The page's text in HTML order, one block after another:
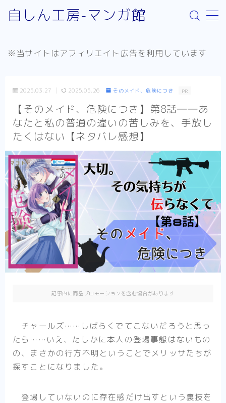
自しん工房-マンガ館
取り扱いジャンルについて
お問い合わせ
リンク：外部サイト
お知らせ
少年漫画
Helck（comic）
SPY×FAMILY
不徳のギルド
異剣戦記ヴェルンディオ
ひねくれ騎士とふわふわ姫様
転生悪女の黒歴史
推したいしております
婚約者は溺愛のふり
末永くよろしくお願いします
※当サイトはアフィリエイト広告を利用しています
2025.03.27 2025.05.26 そのメイド、危険につき PR
【そのメイド、危険につき】第8話――あ
なたと私の普通の違いの苦しみを、手放し
たくはない【ネタバレ感想】
記事内に商品プロモーションを含む場合があります
チャールズ……しばらくでてこないだろうと思っ
たら……いえ、たしかに本人の登場事態はないもの
の、まさかの行方不明ということでメリッサたちが
探すことになりました。
登場していないのに存在感だけ出すという裏技を